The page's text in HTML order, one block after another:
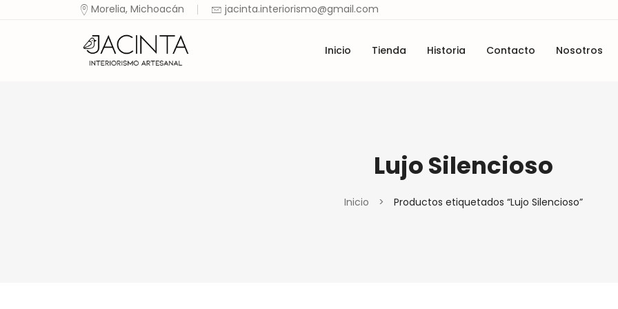
Morelia, Michoacán jacinta.interiorismo@gmail.com
Inicio Tienda Historia Contacto Nosotros
Lujo Silencioso
Inicio > Productos etiquetados “Lujo Silencioso”